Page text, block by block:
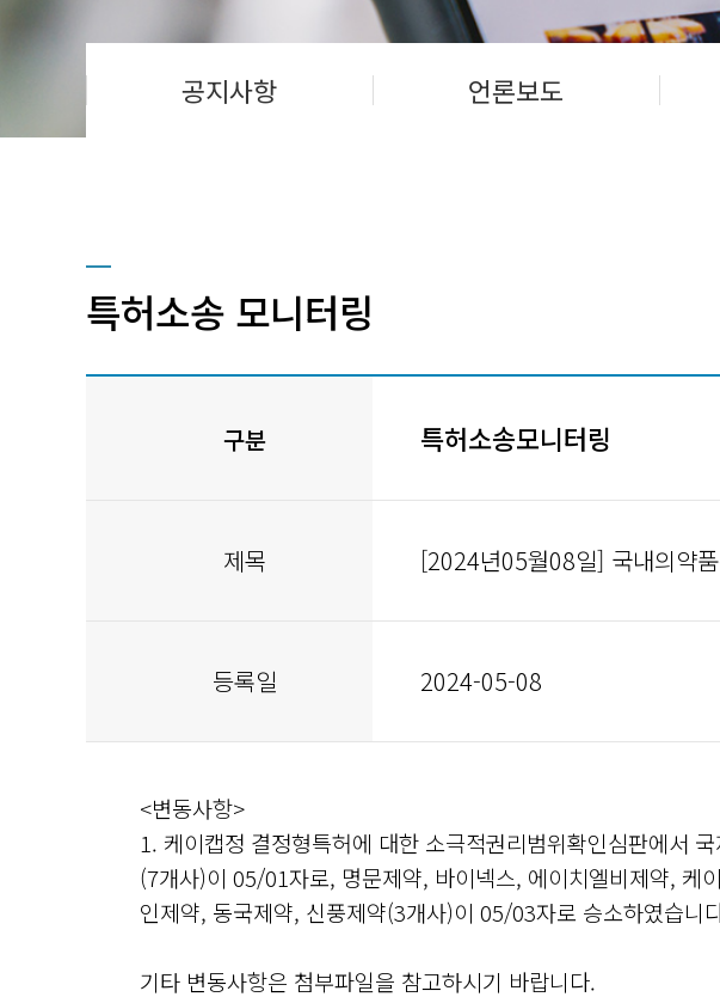
공지사항 언론보도
특허소송 모니터링
구분 특허소송모니터링
제목 [2024년05월08일] 국내의약
등록일 2024-05-08
<변동사항>
1. 케이캡정 결정형특허에 대한 소극적권리범위확인심판에서
(7개사)이 05/01자로, 명문제약, 바이넥스, 에이치엘비제약,
인제약, 동국제약, 신풍제약(3개사)이 05/03자로 승소하였습니
기타 변동사항은 첨부파일을 참고하시기 바랍니다.